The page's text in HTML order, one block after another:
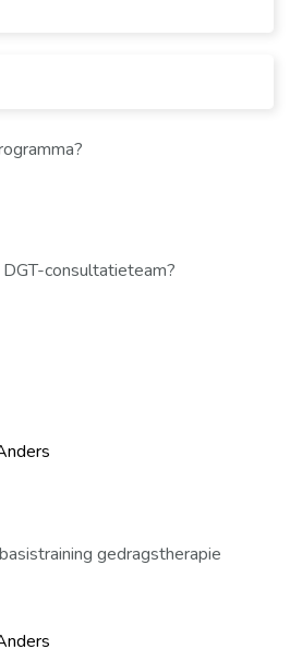
consultatieteam?
gedragstherapie